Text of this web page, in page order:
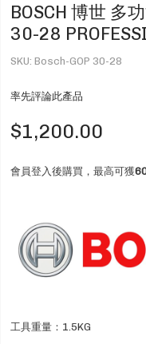
BOSCH 博世 多
30-28
SKU Bosch-GOP 30-28
率先評論此產品
$1,200.00
會員登入後購買，最高可獲
工具重量：1.5KG